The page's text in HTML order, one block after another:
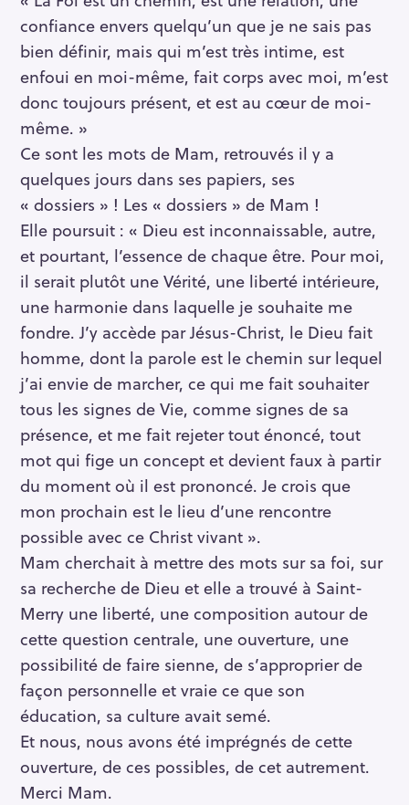
confiance envers quelqu’un que je ne sais pas
bien définir, mais qui m’est très intime, est
enfoui en moi-même, fait corps avec moi, m’est
donc toujours présent, et est au cœur de moi-
même. »
Ce sont les mots de Mam, retrouvés il y a
quelques jours dans ses papiers, ses
« dossiers » ! Les « dossiers » de Mam !
Elle poursuit : « Dieu est inconnaissable, autre,
et pourtant, l’essence de chaque être. Pour moi,
il serait plutôt une Vérité, une liberté intérieure,
une harmonie dans laquelle je souhaite me
fondre. J’y accède par Jésus-Christ, le Dieu fait
homme, dont la parole est le chemin sur lequel
j’ai envie de marcher, ce qui me fait souhaiter
tous les signes de Vie, comme signes de sa
présence, et me fait rejeter tout énoncé, tout
mot qui fige un concept et devient faux à partir
du moment où il est prononcé. Je crois que
mon prochain est le lieu d’une rencontre
possible avec ce Christ vivant ».
Mam cherchait à mettre des mots sur sa foi, sur
sa recherche de Dieu et elle a trouvé à Saint-
Merry une liberté, une composition autour de
cette question centrale, une ouverture, une
possibilité de faire sienne, de s’approprier de
façon personnelle et vraie ce que son
éducation, sa culture avait semé.
Et nous, nous avons été imprégnés de cette
ouverture, de ces possibles, de cet autrement.
Merci Mam.